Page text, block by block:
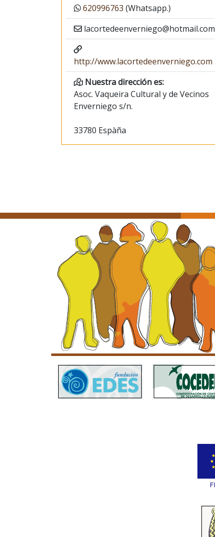
620996763 (Whatsapp.)
lacortedeenverniego@hotmail.com
http://www.lacortedeenverniego.com
Nuestra dirección es:
Asoc. Vaqueira Cultural y de Vecinos
Enverniego s/n.
33780 Espàña